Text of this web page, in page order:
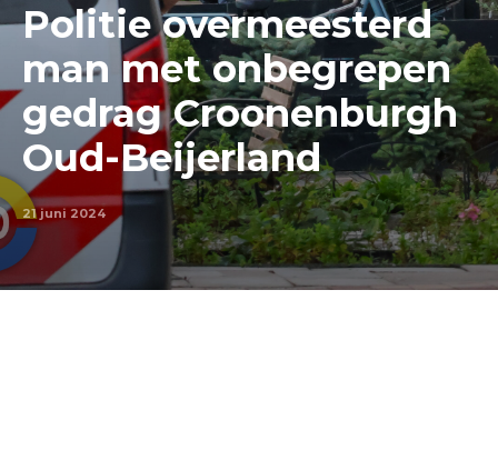
Politie overmeesterd
man met onbegrepen
gedrag Croonenburgh
Oud-Beijerland
21 juni 2024